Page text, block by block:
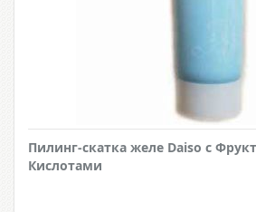
Пилинг-скатка желе Daiso с
Кислотами